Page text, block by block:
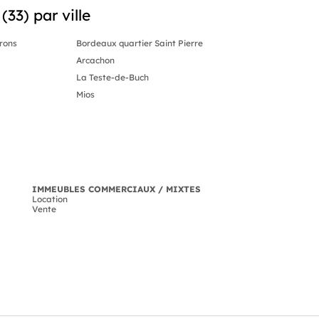
par ville
Bordeaux quartier Saint Pierre
Arcachon
La Teste-de-Buch
Mios
IMMEUBLES COMMERCIAUX / MIXTES
Location
Vente